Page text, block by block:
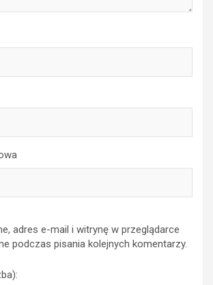
adres e-mail i witrynę w przeglądarce
podczas pisania kolejnych komentarzy.